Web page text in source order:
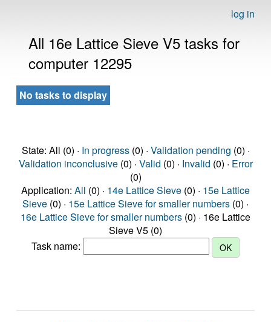
log in
All 16e Lattice Sieve V5 tasks for
computer 12295
No tasks to display
State: All (0) · In progress(0) · Validation pending (0) ·
Validation inconclusive(0) · Valid (0) · Invalid (0) · Error
(0)
Application: All (0) · 14e Lattice Sieve (0) · 15e Lattice
Sieve (0) · 15e Lattice Sieve for smaller numbers (0) ·
16e Lattice Sieve for smaller numbers (0) · 16e Lattice
Sieve V5 (0)
Task name: